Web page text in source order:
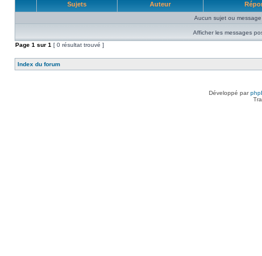
Sujets Auteur
Aucun sujet ou
Afficher les messages
Page 1 sur 1 [ 0 résultat trouvé ]
Index du forum
Développé par